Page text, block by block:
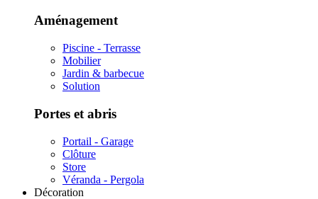
Aménagement
Piscine - Terrasse
Mobilier
Jardin & barbecue
Solution
Portes et abris
Portail - Garage
Clôture
Store
Véranda - Pergola
Décoration